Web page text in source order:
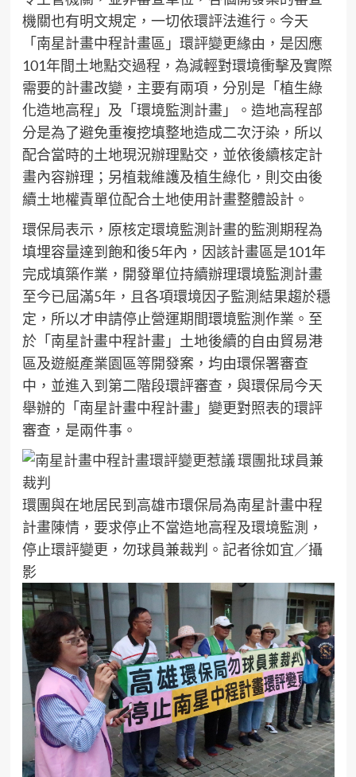
機關也有明文規定，一切依環評法進行。今天
「南星計畫中程計畫區」環評變更緣由，是因應
101年間土地點交過程，為減輕對環境衝擊及實際
需要的計畫改變，主要有兩項，分別是「植生綠
化造地高程」及「環境監測計畫」。造地高程部
分是為了避免重複挖填整地造成二次汙染，所以
配合當時的土地現況辦理點交，並依後續核定計
畫內容辦理；另植栽維護及植生綠化，則交由後
續土地權責單位配合土地使用計畫整體設計。
環保局表示，原核定環境監測計畫的監測期程為
填埋容量達到飽和後5年內，因該計畫區是101年
完成填築作業，開發單位持續辦理環境監測計畫
至今已屆滿5年，且各項環境因子監測結果趨於穩
定，所以才申請停止營運期間環境監測作業。至
於「南星計畫中程計畫」土地後續的自由貿易港
區及遊艇產業園區等開發案，均由環保署審查
中，並進入到第二階段環評審查，與環保局今天
舉辦的「南星計畫中程計畫」變更對照表的環評
審查，是兩件事。
環團與在地居民到高雄市環保局為南星計畫中程
計畫陳情，要求停止不當造地高程及環境監測，
停止環評變更，勿球員兼裁判。記者徐如宜／攝
影